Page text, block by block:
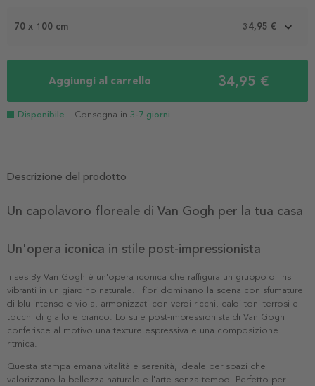
4
70 x 100 cm 34,95 €
Aggiungi al carrello 34,95 €
Disponibile - Consegna in 3-7 giorni
Descrizione del prodotto
Un capolavoro floreale di Van Gogh per la tua casa
Un'opera iconica in stile post-impressionista
Irises By Van Gogh è un'opera iconica che raffigura un gruppo di iris
vibranti in un giardino naturale. I fiori dominano la scena con sfumature
di blu intenso e viola, armonizzati con verdi ricchi, caldi toni terrosi e
tocchi di giallo e bianco. Lo stile post-impressionista di Van Gogh
conferisce al motivo una texture espressiva e una composizione
ritmica.
Questa stampa emana vitalità e serenità, ideale per spazi che
valorizzano la bellezza naturale e l'arte senza tempo. Perfetto per